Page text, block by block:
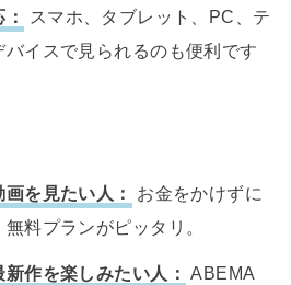
スマホ、タブレット、PC、テ
バイスで見られるのも便利です
を見たい人：
お金をかけずに
料プランがピッタリ。
作を楽しみたい人： ABEMA